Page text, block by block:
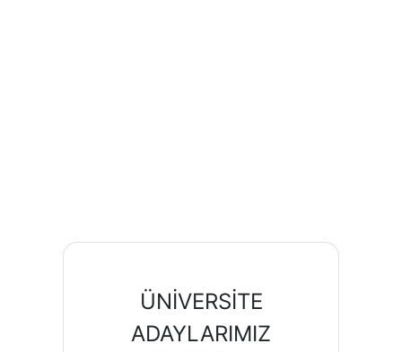
ÜNİVERSİTE
ADAYLARIMIZ